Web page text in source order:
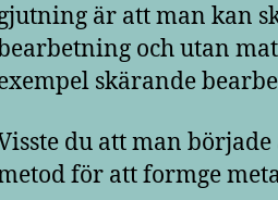
är att man kan
och utan
skärande
du att man
för att formge